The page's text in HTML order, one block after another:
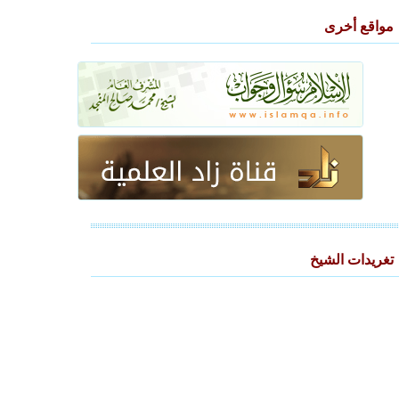
مواقع أخرى
تغريدات الشيخ